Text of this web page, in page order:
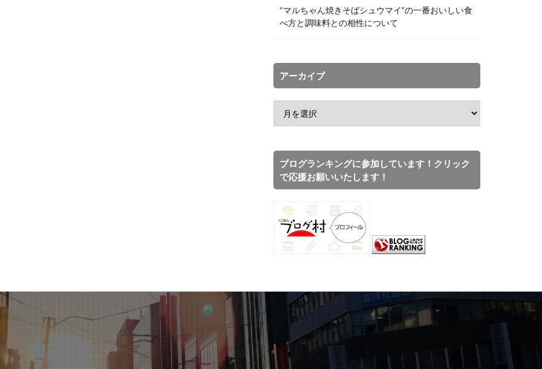
“マルちゃん焼きそばシュウマイ”の一番おいしい食
べ方と調味料との相性について
アーカイブ
ブログランキングに参加しています！クリック
で応援お願いいたします！